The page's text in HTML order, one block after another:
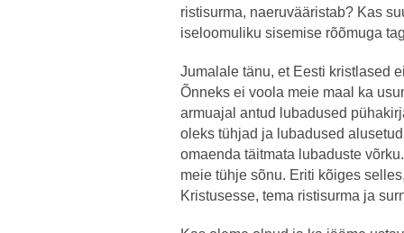
ristisurma, naeruvääristab? Kas
iseloomuliku sisemise rõõmuga
Jumalale tänu, et Eesti kristlased
Õnneks ei voola meie maal ka
armuajal antud lubadused
oleks tühjad ja lubadused
omaenda täitmata lubaduste
meie tühje sõnu. Eriti kõiges
Kristusesse, tema ristisurma ja